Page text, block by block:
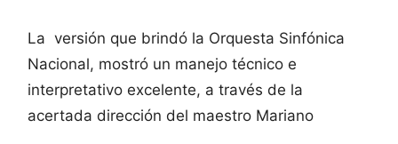
La versión que brindó la Orquesta Sinfónica
Nacional, mostró un manejo técnico e
interpretativo excelente, a través de la
acertada dirección del maestro Mariano